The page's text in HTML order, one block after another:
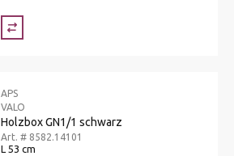
APS
VALO
Holzbox GN1/1 schwarz
Art. # 8582.14101
L 53 cm